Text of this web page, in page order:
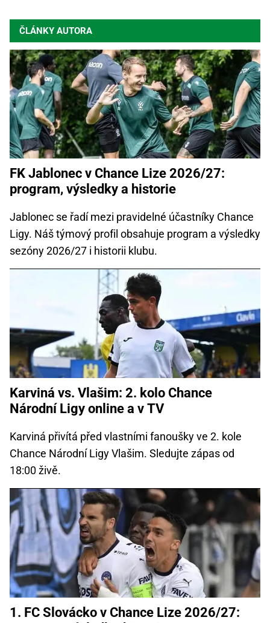
ČLÁNKY AUTORA
FK Jablonec v Chance Lize 2026/27:
program, výsledky a historie
Jablonec se řadí mezi pravidelné účastníky Chance
Ligy. Náš týmový profil obsahuje program a výsledky
sezóny 2026/27 i historii klubu.
Karviná vs. Vlašim: 2. kolo Chance
Národní Ligy online a v TV
Karviná přivítá před vlastními fanoušky ve 2. kole
Chance Národní Ligy Vlašim. Sledujte zápas od
18:00 živě.
1. FC Slovácko v Chance Lize 2026/27: